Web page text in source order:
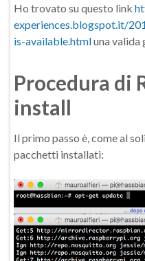
Ho trovato su questo link
experiences.blogspot.it/
is-available.htmluna valida
Procedura di
install
Il primo passo è, come al
pacchetti installati: